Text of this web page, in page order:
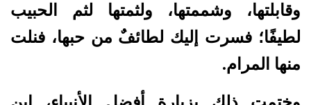
وقابلتها، وشممتها، ولثمتها لثم الحبيب
لطيفًا؛ فسرت إليك لطائفٌ من حبها، فنلت
منها المرام.